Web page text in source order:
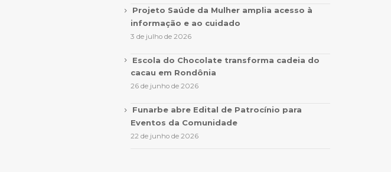
Projeto Saúde da Mulher amplia acesso à
informação e ao cuidado
3 de julho de 2026
Escola do Chocolate transforma cadeia do
cacau em Rondônia
26 de junho de 2026
Funarbe abre Edital de Patrocínio para
Eventos da Comunidade
22 de junho de 2026